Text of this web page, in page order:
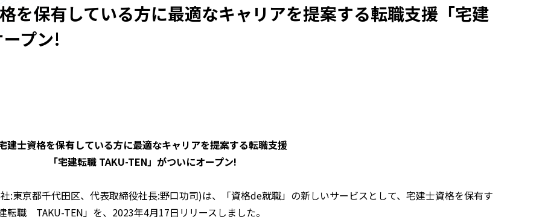
を保有している方に最適なキャリアを提案する転職支援「宅建
プン!
建士資格を保有している方に最適なキャリアを提案する転職支援
「宅建転職 TAKU-TEN」がついにオープン!
:東京都千代田区、代表取締役社長:野口功司)は、「資格de就職」の新しいサービスとして、宅建士資格を保有す
職 TAKU-TEN」を、2023年4月17日リリースしました。